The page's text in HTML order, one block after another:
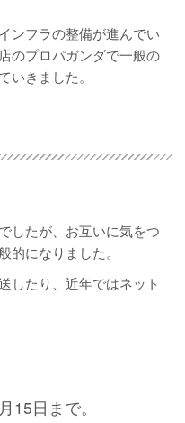
ンフラの整備が進んでい
のプロパガンダで一般の
いきました。
したが、お互いに気をつ
的になりました。
したり、近年ではネット
15日まで。